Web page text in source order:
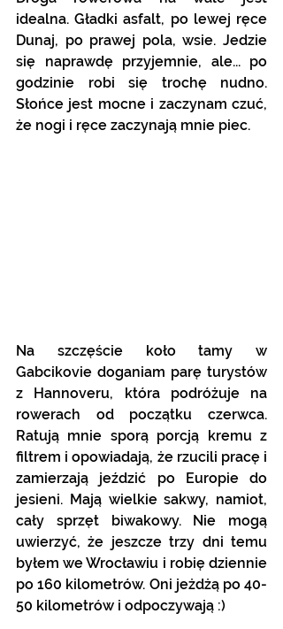
idealna. Gładki asfalt, po lewej ręce
Dunaj, po prawej pola, wsie. Jedzie
się naprawdę przyjemnie, ale... po
godzinie robi się trochę nudno.
Słońce jest mocne i zaczynam czuć,
że nogi i ręce zaczynają mnie piec.
Na szczęście koło tamy w
Gabcikovie doganiam parę turystów
z Hannoveru, która podróżuje na
rowerach od początku czerwca.
Ratują mnie sporą porcją kremu z
filtrem i opowiadają, że rzucili pracę i
zamierzają jeździć po Europie do
jesieni. Mają wielkie sakwy, namiot,
cały sprzęt biwakowy. Nie mogą
uwierzyć, że jeszcze trzy dni temu
byłem we Wrocławiu i robię dziennie
po 160 kilometrów. Oni jeżdżą po 40-
50 kilometrów i odpoczywają :)